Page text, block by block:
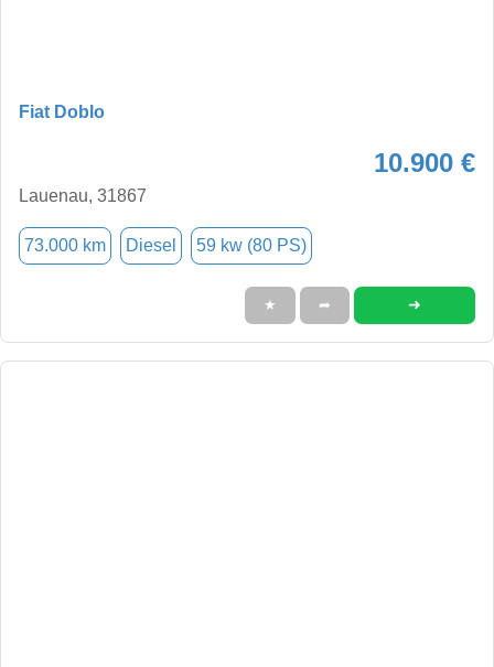
Fiat Doblo
10.900 €
Lauenau, 31867
73.000 km Diesel 59 kw (80 PS)
★ ➦ ➜